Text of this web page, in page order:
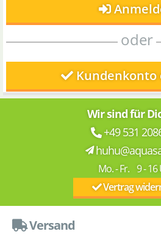
oder
Wir sind für
+49 531
Mo. - Fr. 9 - 16
Vertrag
Versand